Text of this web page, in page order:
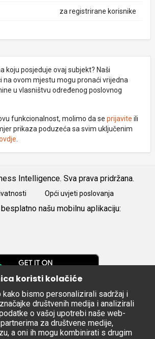
za registrirane korisnike
koju posjeduje ovaj subjekt? Naši
na ovom mjestu mogu pronaći vrijedna
u vlasništvu određenog poslovnog
funkcionalnost, molimo da se prijavite ili
prikaza poduzeća sa svim uključenim
Intelligence. Sva prava pridržana.
Opći uvjeti poslovanja
našu mobilnu aplikaciju:
koristi kolačiće
bismo personalizirali sadržaj i
društvenih medija i analizirali
o vašoj upotrebi naše web-
za društvene medije,
a oni ih mogu kombinirati s drugim